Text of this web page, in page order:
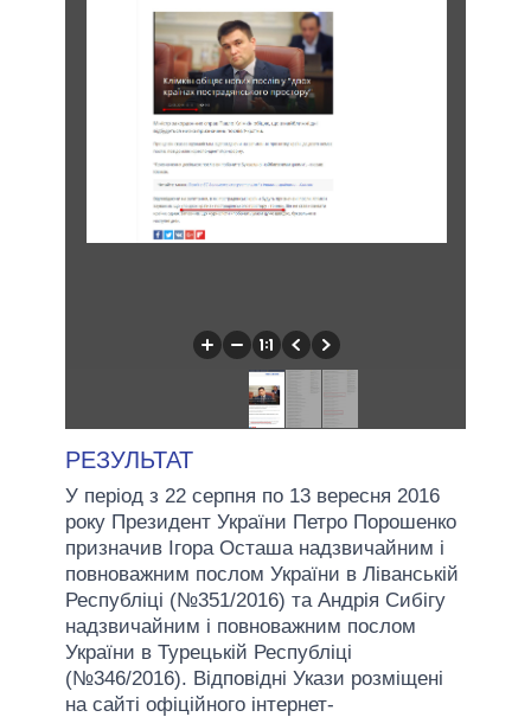
РЕЗУЛЬТАТ
У період з 22 серпня по 13 вересня 2016
року Президент України Петро Порошенко
призначив Ігора Осташа надзвичайним і
повноважним послом України в Ліванській
Республіці (№351/2016) та Андрія Сибігу
надзвичайним і повноважним послом
України в Турецькій Республіці
(№346/2016). Відповідні Укази розміщені
на сайті офіційного інтернет-